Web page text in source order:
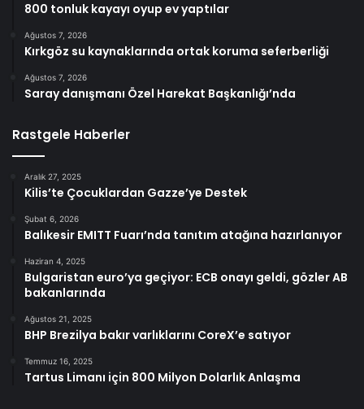
800 tonluk kayayı oyup ev yaptılar
Ağustos 7, 2026
Kırkgöz su kaynaklarında ortak koruma seferberliği
Ağustos 7, 2026
Saray danışmanı Özel Harekat Başkanlığı’nda
Rastgele Haberler
Aralık 27, 2025
Kilis’te Çocuklardan Gazze’ye Destek
Şubat 6, 2026
Balıkesir EMITT Fuarı’nda tanıtım atağına hazırlanıyor
Haziran 4, 2025
Bulgaristan euro’ya geçiyor: ECB onayı geldi, gözler AB
bakanlarında
Ağustos 21, 2025
BHP Brezilya bakır varlıklarını CoreX’e satıyor
Temmuz 16, 2025
Tartus Limanı için 800 Milyon Dolarlık Anlaşma